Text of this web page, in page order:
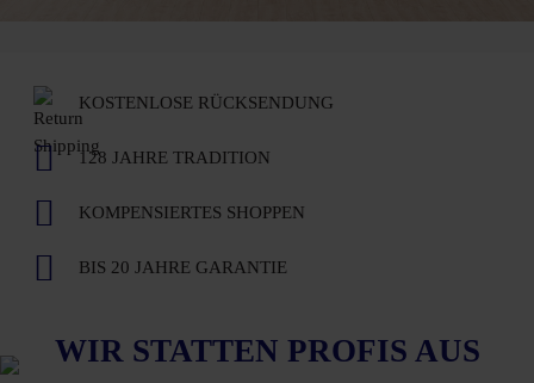
KOSTENLOSE RÜCKSENDUNG
128 JAHRE TRADITION
KOMPENSIERTES SHOPPEN
BIS 20 JAHRE GARANTIE
WIR STATTEN PROFIS AUS